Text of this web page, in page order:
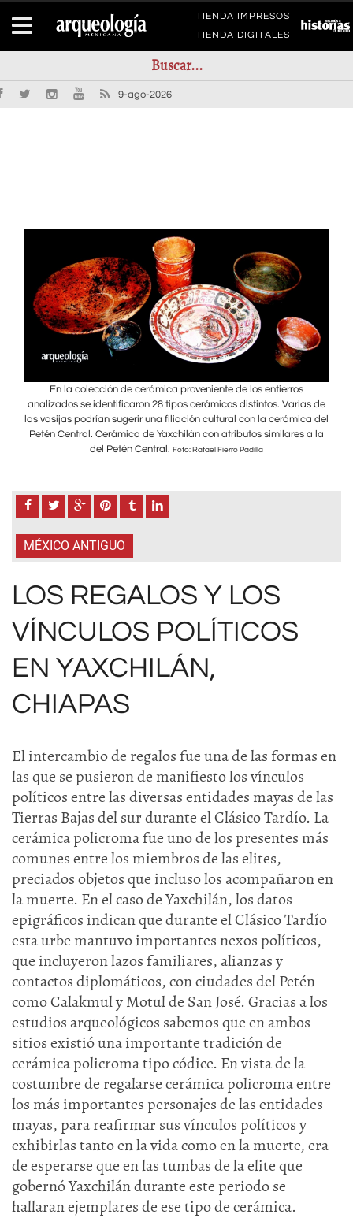
TIENDA IMPRESOS
TIENDA DIGITALES
9-ago-2026
En la colección de cerámica proveniente de los entierros
analizados se identificaron 28 tipos cerámicos distintos. Varias de
las vasijas podrían sugerir una filiación cultural con la cerámica del
Petén Central. Cerámica de Yaxchilán con atributos similares a la
del Petén Central. Foto: Rafael Fierro Padilla
MÉXICO ANTIGUO
LOS REGALOS Y LOS
VÍNCULOS POLÍTICOS
EN YAXCHILÁN,
CHIAPAS
El intercambio de regalos fue una de las formas en
las que se pusieron de manifiesto los vínculos
políticos entre las diversas entidades mayas de las
Tierras Bajas del sur durante el Clásico Tardío. La
cerámica policroma fue uno de los presentes más
comunes entre los miembros de las elites,
preciados objetos que incluso los acompañaron en
la muerte. En el caso de Yaxchilán, los datos
epigráficos indican que durante el Clásico Tardío
esta urbe mantuvo importantes nexos políticos,
que incluyeron lazos familiares, alianzas y
contactos diplomáticos, con ciudades del Petén
como Calakmul y Motul de San José. Gracias a los
estudios arqueológicos sabemos que en ambos
sitios existió una importante tradición de
cerámica policroma tipo códice. En vista de la
costumbre de regalarse cerámica policroma entre
los más importantes personajes de las entidades
mayas, para reafirmar sus vínculos políticos y
exhibirlas tanto en la vida como en la muerte, era
de esperarse que en las tumbas de la elite que
gobernó Yaxchilán durante este periodo se
hallaran ejemplares de ese tipo de cerámica.